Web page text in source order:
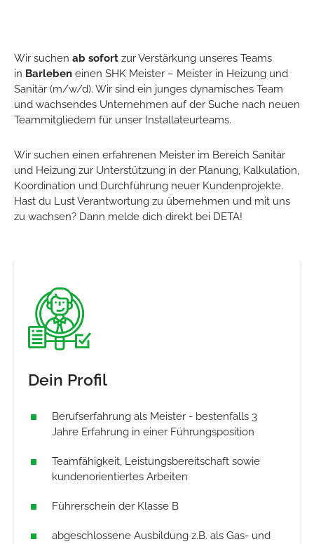
Wir suchen ab sofort zur Verstärkung unseres Teams
in Barleben einen SHK Meister – Meister in Heizung und
Sanitär (m/w/d). Wir sind ein junges dynamisches Team
und wachsendes Unternehmen auf der Suche nach neuen
Teammitgliedern für unser Installateurteams.
Wir suchen einen erfahrenen Meister im Bereich Sanitär
und Heizung zur Unterstützung in der Planung, Kalkulation,
Koordination und Durchführung neuer Kundenprojekte.
Hast du Lust Verantwortung zu übernehmen und mit uns
zu wachsen? Dann melde dich direkt bei DETA!
Dein Profil
Berufserfahrung als Meister - bestenfalls 3
Jahre Erfahrung in einer Führungsposition
Teamfähigkeit, Leistungsbereitschaft sowie
kundenorientiertes Arbeiten
Führerschein der Klasse B
abgeschlossene Ausbildung z.B. als Gas- und